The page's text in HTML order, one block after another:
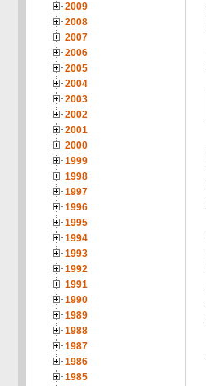
2009
2008
2007
2006
2005
2004
2003
2002
2001
2000
1999
1998
1997
1996
1995
1994
1993
1992
1991
1990
1989
1988
1987
1986
1985